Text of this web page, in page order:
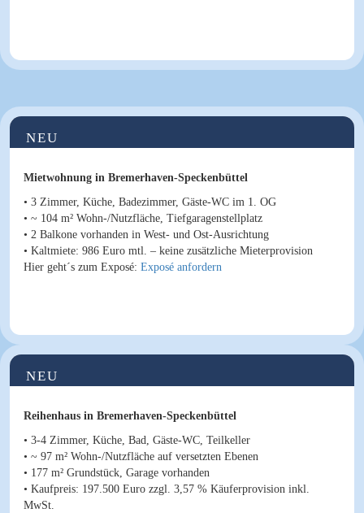
NEU
Mietwohnung in Bremerhaven-Speckenbüttel
• 3 Zimmer, Küche, Badezimmer, Gäste-WC im 1. OG
• ~ 104 m² Wohn-/Nutzfläche, Tiefgaragenstellplatz
• 2 Balkone vorhanden in West- und Ost-Ausrichtung
• Kaltmiete: 986 Euro mtl. – keine zusätzliche Mieterprovision
Hier geht´s zum Exposé: Exposé anfordern
NEU
Reihenhaus in Bremerhaven-Speckenbüttel
• 3-4 Zimmer, Küche, Bad, Gäste-WC, Teilkeller
• ~ 97 m² Wohn-/Nutzfläche auf versetzten Ebenen
• 177 m² Grundstück, Garage vorhanden
• Kaufpreis: 197.500 Euro zzgl. 3,57 % Käuferprovision inkl.
MwSt.